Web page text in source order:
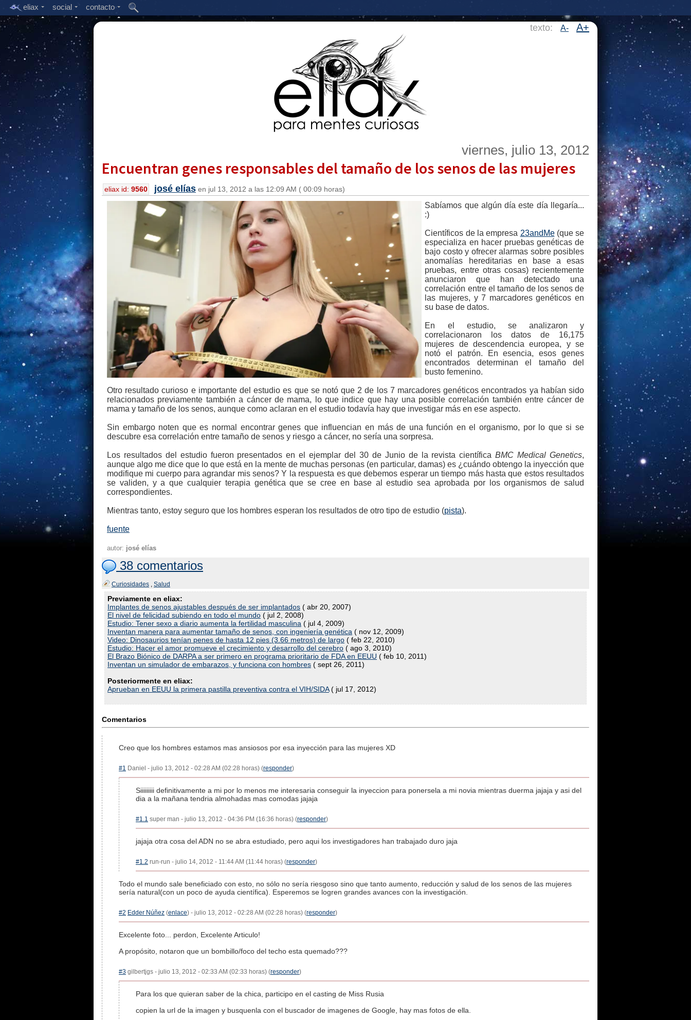
eliax social contacto
texto: A- A+
viernes, julio 13, 2012
Encuentran genes responsables del tamaño de los senos de las mujeres
eliax id: 9560 josé elías en jul 13, 2012 a las 12:09 AM ( 00:09 horas)
Sabíamos que algún día este día llegaría...
:)
Científicos de la empresa 23andMe(que se
especializa en hacer pruebas genéticas de
bajo costo y ofrecer alarmas sobre posibles
anomalías hereditarias en base a esas
pruebas, entre otras cosas) recientemente
anunciaron que han detectado una
correlación entre el tamaño de los senos de
las mujeres, y 7 marcadores genéticos en
su base de datos.
En el estudio, se analizaron y
correlacionaron los datos de 16,175
mujeres de descendencia europea, y se
notó el patrón. En esencia, esos genes
encontrados determinan el tamaño del
busto femenino.
Otro resultado curioso e importante del estudio es que se notó que 2 de los 7 marcadores genéticos encontrados ya habían sido
relacionados previamente también a cáncer de mama, lo que indice que hay una posible correlación también entre cáncer de
mama y tamaño de los senos, aunque como aclaran en el estudio todavía hay que investigar más en ese aspecto.
Sin embargo noten que es normal encontrar genes que influencian en más de una función en el organismo, por lo que si se
descubre esa correlación entre tamaño de senos y riesgo a cáncer, no sería una sorpresa.
Los resultados del estudio fueron presentados en el ejemplar del 30 de Junio de la revista científicaBMC Medical Genetics,
aunque algo me dice que lo que está en la mente de muchas personas (en particular, damas) es ¿cuándo obtengo la inyección que
modifique mi cuerpo para agrandar mis senos? Y la respuesta es que debemos esperar un tiempo más hasta que estos resultados
se validen, y a que cualquier terapia genética que se cree en base al estudio sea aprobada por los organismos de salud
correspondientes.
Mientras tanto, estoy seguro que los hombres esperan los resultados de otro tipo de estudio (pista).
fuente
autor: josé elías
38 comentarios
Curiosidades , Salud
Previamente en eliax:
Implantes de senos ajustables después de ser implantados ( abr 20, 2007)
El nivel de felicidad subiendo en todo el mundo ( jul 2, 2008)
Estudio: Tener sexo a diario aumenta la fertilidad masculina ( jul 4, 2009)
Inventan manera para aumentar tamaño de senos, con ingeniería genética ( nov 12, 2009)
Video: Dinosaurios tenían penes de hasta 12 pies (3.66 metros) de largo ( feb 22, 2010)
Estudio: Hacer el amor promueve el crecimiento y desarrollo del cerebro ( ago 3, 2010)
El Brazo Biónico de DARPA a ser primero en programa prioritario de FDA en EEUU ( feb 10, 2011)
Inventan un simulador de embarazos, y funciona con hombres ( sept 26, 2011)
Posteriormente en eliax:
Aprueban en EEUU la primera pastilla preventiva contra el VIH/SIDA( jul 17, 2012)
Comentarios
Creo que los hombres estamos mas ansiosos por esa inyección para las mujeres XD
#1 Daniel - julio 13, 2012 - 02:28 AM (02:28 horas) (responder)
Siiiiiiiii definitivamente a mi por lo menos me interesaria conseguir la inyeccion para ponersela a mi novia mientras duerma jajaja y asi del
dia a la mañana tendria almohadas mas comodas jajaja
#1.1 super man - julio 13, 2012 - 04:36 PM (16:36 horas) (responder)
jajaja otra cosa del ADN no se abra estudiado, pero aqui los investigadores han trabajado duro jaja
#1.2 run-run - julio 14, 2012 - 11:44 AM (11:44 horas) (responder)
Todo el mundo sale beneficiado con esto, no sólo no sería riesgoso sino que tanto aumento, reducción y salud de los senos de las mujeres
sería natural(con un poco de ayuda científica). Esperemos se logren grandes avances con la investigación.
#2 Edder Núñez (enlace) - julio 13, 2012 - 02:28 AM (02:28 horas) (responder)
Excelente foto... perdon, Excelente Articulo!
A propósito, notaron que un bombillo/foco del techo esta quemado???
#3 gilbertjgs - julio 13, 2012 - 02:33 AM (02:33 horas) (responder)
Para los que quieran saber de la chica, participo en el casting de Miss Rusia
copien la url de la imagen y busquenla con el buscador de imagenes de Google, hay mas fotos de ella.